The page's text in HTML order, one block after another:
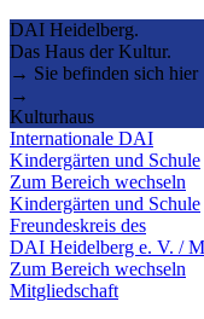
DAI Heidelberg.
Das Haus der Kultur.
→ Sie befinden sich hier
→
Kulturhaus
Internationale DAI
Kindergärten und Schule
Zum Bereich wechseln
Kindergärten und Schule
Freundeskreis des
DAI Heidelberg e. V. /
Zum Bereich wechseln
Mitgliedschaft